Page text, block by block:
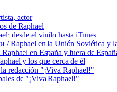
actor
de Raphael
desde el vinilo hasta iTunes
Raphael en la Unión Soviética y
en España y fuera de
y los que cerca de él
redacción "¡Viva Raphael!"
de "¡Viva Raphael!"